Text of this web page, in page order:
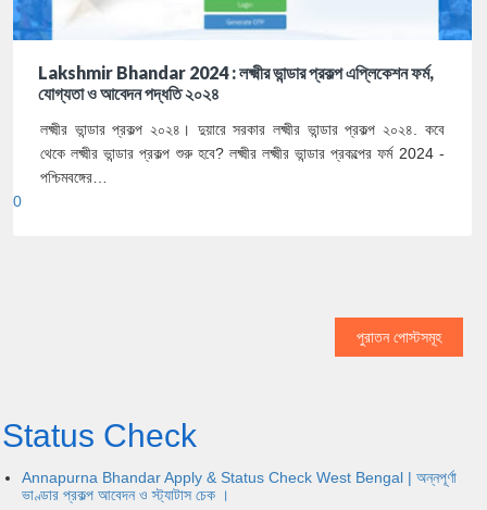
Lakshmir Bhandar 2024 : লক্ষ্মীর ভান্ডার প্রকল্প এপ্লিকেশন ফর্ম,
যোগ্যতা ও আবেদন পদ্ধতি ২০২৪
লক্ষ্মীর ভান্ডার প্রকল্প ২০২৪। দুয়ারে সরকার লক্ষ্মীর ভান্ডার প্রকল্প ২০২৪. কবে
থেকে লক্ষ্মীর ভান্ডার প্রকল্প শুরু হবে? লক্ষ্মীর লক্ষ্মীর ভান্ডার প্রকল্পের ফর্ম 2024 -
পশ্চিমবঙ্গের…
0
পুরাতন পোস্টসমূহ
Status Check
Annapurna Bhandar Apply & Status Check West Bengal | অন্নপূর্ণা
ভাণ্ডার প্রকল্প আবেদন ও স্ট্যাটাস চেক ।